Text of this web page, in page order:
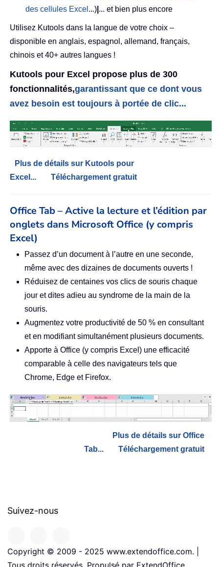
des cellules Excel ...) ... et bien plus encore
Utilisez Kutools dans la langue de votre choix –
disponible en anglais, espagnol, allemand, français,
chinois et 40+ autres langues !
Kutools pour Excel propose plus de 300
fonctionnalités,garantissant que ce dont vous
avez besoin est toujours à portée de clic...
Plus de détails sur Kutools pour
Excel...
Téléchargement gratuit
Office Tab – Active la lecture et l’édition par
onglets dans Microsoft Office (y compris
Excel)
Passez d’un document à l’autre en une seconde,
même avec des dizaines de documents ouverts !
Réduisez de centaines vos clics de souris chaque
jour et dites adieu au syndrome de la main de la
souris.
Augmentez votre productivité de 50 % en consultant
et en modifiant simultanément plusieurs documents.
Apporte à Office (y compris Excel) une efficacité
comparable à celle des navigateurs tels que
Chrome, Edge et Firefox.
Plus de détails sur Office
Tab...
Téléchargement gratuit
Suivez-nous
Copyright © 2009 - 2025 www.extendoffice.com. |